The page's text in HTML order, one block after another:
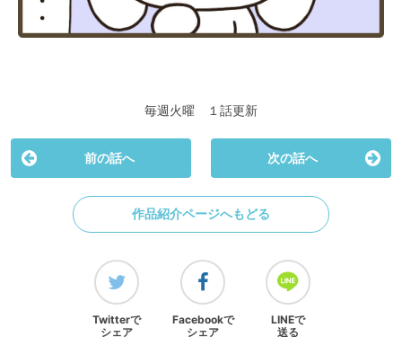
毎週火曜 １話更新
前の話へ 次の話へ
作品紹介ページへもどる
Twitterで
シェア
Facebookで
シェア
LINEで
送る